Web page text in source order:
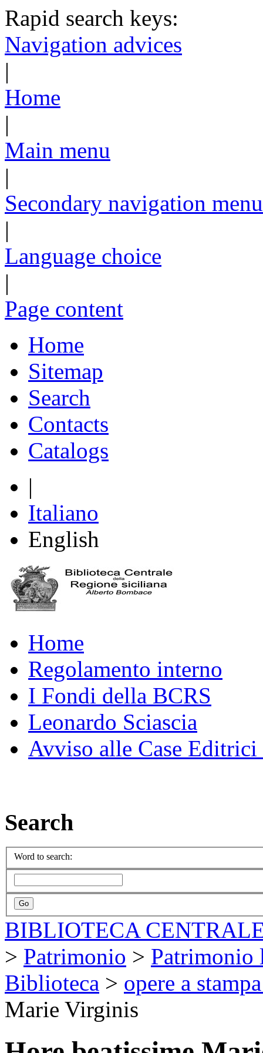
Rapid search keys:
Navigation advices
|
Home
|
Main menu
|
Secondary navigation menu
|
Language choice
|
Page content
Home
Sitemap
Search
Contacts
Catalogs
|
Italiano
English
Home
Regolamento interno
I Fondi della BCRS
Leonardo Sciascia
Avviso alle Case
Search
Word to search:
BIBLIOTECA
> Patrimonio > Patrimonio
Biblioteca > opere a
Marie Virginis